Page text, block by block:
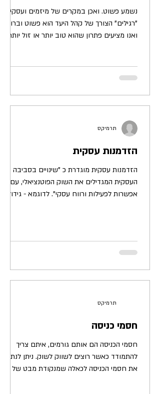
נשמע פשוט. ואכן במקרים של מיזמים ועסקים
"רגילים" הצורך של קהל היעד הוא פשוט וברור
ואנו מציעים פתרון שהוא טוב יותר או זול יותר
הזדמנות עסקית
הזדמנות עסקית מוגדרת כ "שינויים בסביבה
העסקית המגדילים את השוק הפוטנציאלי, עם
אפשרות לפעילות ורווח עסקי". לדוגמא - גידול
תרמיקס
חסמי כניסה
חסמי הכניסה הם אותם גורמים, איתם צריך
להתמודד כאשר רוצים לשווק לשוק. ניתן לנתח
את חסמי הכניסה לכאלה שמנקודת מבט של
תרמיקס